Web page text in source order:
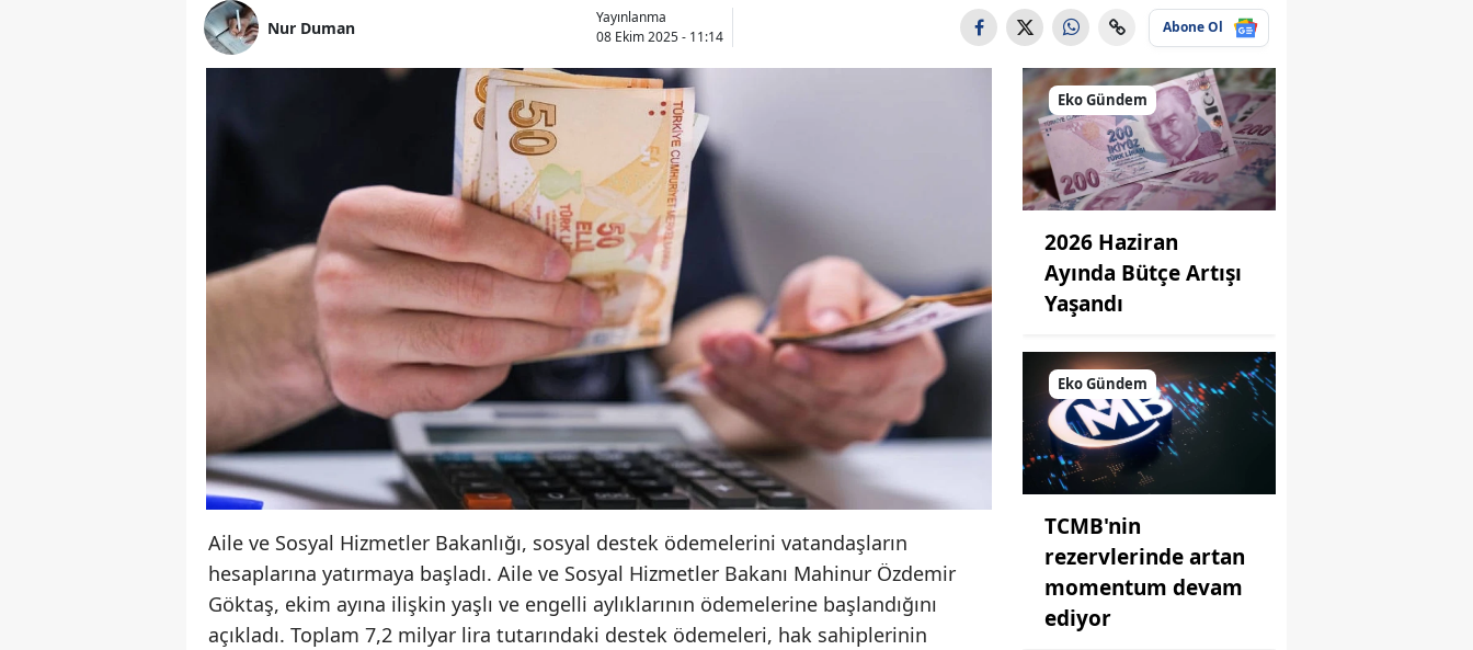
Nur Duman
Yayınlanma
08 Ekim 2025 - 11:14
Abone Ol
Aile ve Sosyal Hizmetler Bakanlığı, sosyal destek ödemelerini vatandaşların
hesaplarına yatırmaya başladı. Aile ve Sosyal Hizmetler Bakanı Mahinur Özdemir
Göktaş, ekim ayına ilişkin yaşlı ve engelli aylıklarının ödemelerine başlandığını
açıkladı. Toplam 7,2 milyar lira tutarındaki destek ödemeleri, hak sahiplerinin
Eko Gündem
2026 Haziran
Ayında Bütçe Artışı
Yaşandı
Eko Gündem
TCMB'nin
rezervlerinde artan
momentum devam
ediyor